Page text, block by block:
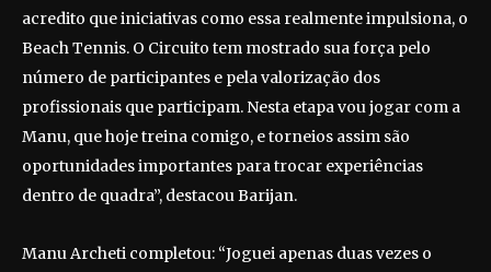
acredito que iniciativas como essa realmente impulsiona, o
Beach Tennis. O Circuito tem mostrado sua força pelo
número de participantes e pela valorização dos
profissionais que participam. Nesta etapa vou jogar com a
Manu, que hoje treina comigo, e torneios assim são
oportunidades importantes para trocar experiências
dentro de quadra”, destacou Barijan.
Manu Archeti completou: “Joguei apenas duas vezes o